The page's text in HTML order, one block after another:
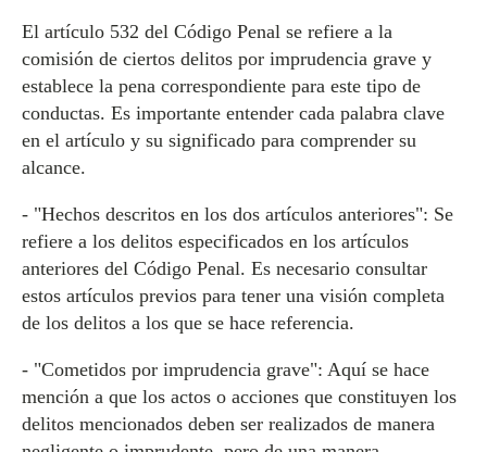
El artículo 532 del Código Penal se refiere a la
comisión de ciertos delitos por imprudencia grave y
establece la pena correspondiente para este tipo de
conductas. Es importante entender cada palabra clave
en el artículo y su significado para comprender su
alcance.
- "Hechos descritos en los dos artículos anteriores": Se
refiere a los delitos especificados en los artículos
anteriores del Código Penal. Es necesario consultar
estos artículos previos para tener una visión completa
de los delitos a los que se hace referencia.
- "Cometidos por imprudencia grave": Aquí se hace
mención a que los actos o acciones que constituyen los
delitos mencionados deben ser realizados de manera